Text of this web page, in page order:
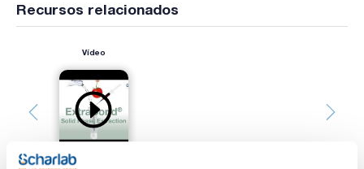
Recursos relacionados
Vídeo